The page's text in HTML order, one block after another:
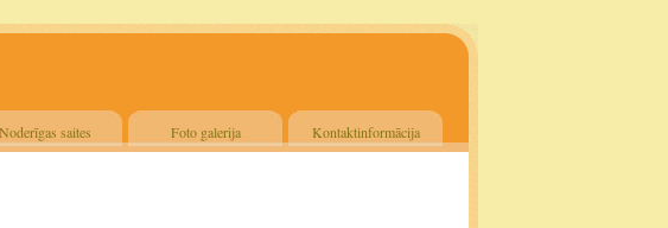
Noderīgas saites Foto galerija Kontaktinformācija